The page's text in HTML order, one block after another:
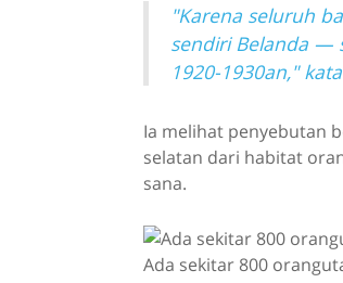
"Karena seluruh
sendiri Belanda —
1920-1930an,"
Ia melihat penyebutan
selatan dari habitat
sana.
Ada sekitar 800